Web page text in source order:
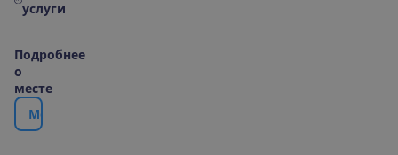
услуги
Подробнее
о
месте
Ме